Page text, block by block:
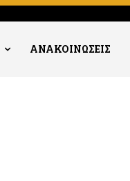
ΑΝΑΚΟΙΝΩΣΕΙΣ